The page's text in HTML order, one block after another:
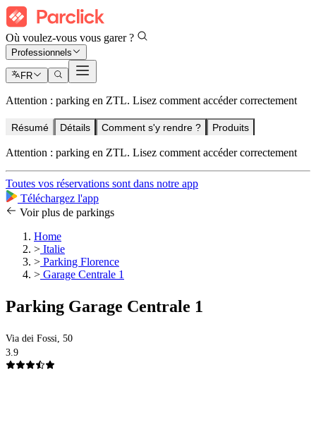
Où voulez-vous vous garer ?
Professionnels
FR
Attention : parking en ZTL. Lisez comment accéder correctement
Résumé Détails Comment s'y rendre ? Produits
Attention : parking en ZTL. Lisez comment accéder correctement
Toutes vos réservations sont dans notre app
Téléchargez l'app
Voir plus de parkings
Home
> Italie
> Parking Florence
> Garage Centrale 1
Parking Garage Centrale 1
Via dei Fossi, 50
3.9